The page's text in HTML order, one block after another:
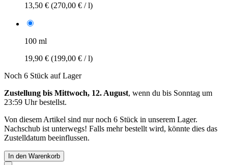
13,50 € (270,00 € / l)
100 ml
19,90 € (199,00 € / l)
Noch 6 Stück auf Lager
Zustellung bis Mittwoch, 12. August, wenn du bis Sonntag um
23:59 Uhrbestellst.
Von diesem Artikel sind nur noch 6 Stück in unserem Lager.
Nachschub ist unterwegs! Falls mehr bestellt wird, könnte dies das
Zustelldatum beeinflussen.
In den Warenkorb